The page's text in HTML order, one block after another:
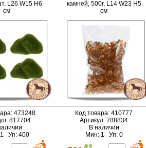
L26 W15 H6
см
473248
817704
Уп: 400
камней, 500г, L14 W23 H5
см
Код товара: 410777
Артикул: 788834
В наличии
Мин: 1 Уп: 0